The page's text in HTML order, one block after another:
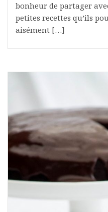
bonheur de partager
petites recettes qu’ils
aisément […]